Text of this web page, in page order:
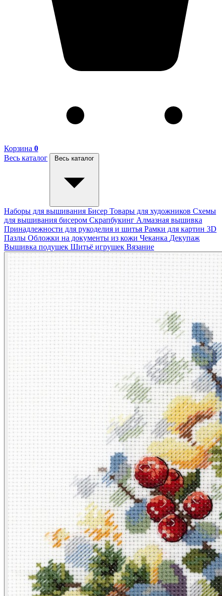
Корзина 0
Весь каталог
Весь каталог
Наборы для вышивания Бисер Товары для художников Схемы
для вышивания бисером Скрапбукинг Алмазная вышивка
Принадлежности для рукоделия и шитья Рамки для картин 3D
Пазлы Обложки на документы из кожи Чеканка Декупаж
Вышивка подушек Шитьё игрушек Вязание